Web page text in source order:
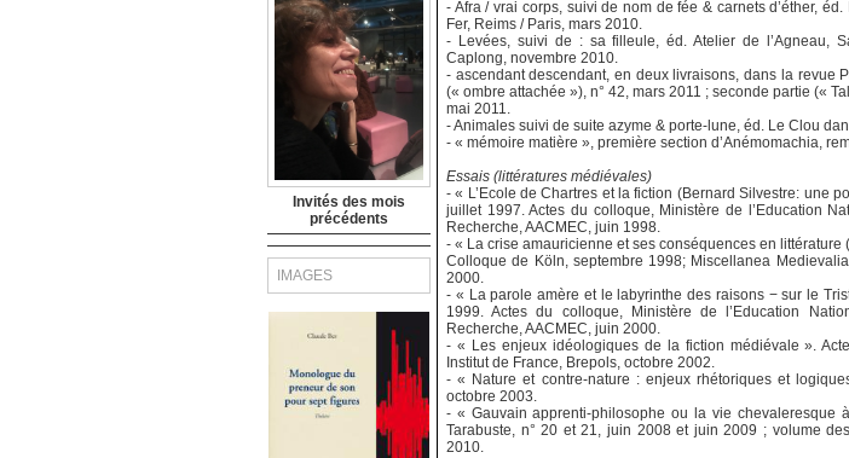
Invités des mois
précédents
IMAGES
- Afra / vrai corps, suivi de nom de fée & carnets d’éther,
Fer, Reims / Paris, mars 2010.
- Levées, suivi de : sa filleule, éd. Atelier de l’Agneau,
Caplong, novembre 2010.
- ascendant descendant, en deux livraisons, dans la revue
(« ombre attachée »), n° 42, mars 2011 ; seconde partie («
mai 2011.
- Animales suivi de suite azyme & porte-lune, éd. Le Clou
- « mémoire matière », première section d’Anémomachia,
Essais (littératures médiévales)
- « L’Ecole de Chartres et la fiction (Bernard Silvestre: une
juillet 1997. Actes du colloque, Ministère de l’Education
Recherche, AACMEC, juin 1998.
- « La crise amauricienne et ses conséquences en
Colloque de Köln, septembre 1998; Miscellanea
2000.
- « La parole amère et le labyrinthe des raisons − sur le
1999. Actes du colloque, Ministère de l’Education
Recherche, AACMEC, juin 2000.
- « Les enjeux idéologiques de la fiction médiévale ».
Institut de France, Brepols, octobre 2002.
- « Nature et contre-nature : enjeux rhétoriques et
octobre 2003.
- « Gauvain apprenti-philosophe ou la vie chevaleresque
Tarabuste, n° 20 et 21, juin 2008 et juin 2009 ; volume
2010.